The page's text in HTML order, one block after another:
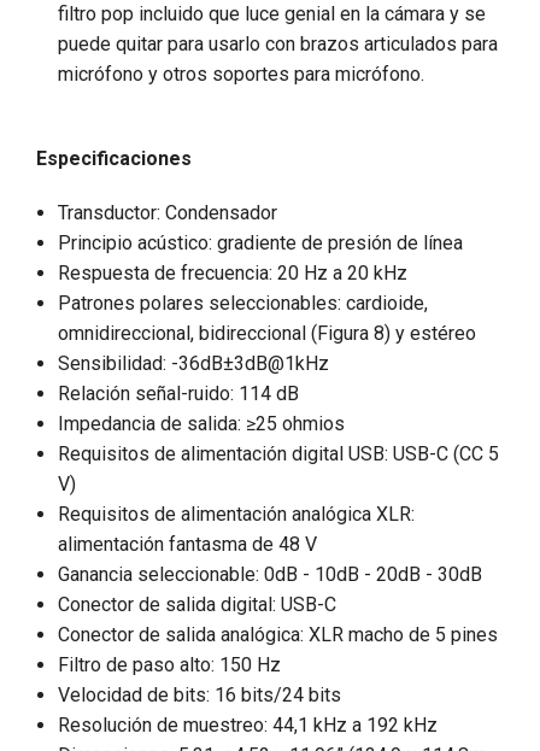
filtro pop incluido que luce genial en la cámara y se
puede quitar para usarlo con brazos articulados para
micrófono y otros soportes para micrófono.
Especificaciones
Transductor: Condensador
Principio acústico: gradiente de presión de línea
Respuesta de frecuencia: 20 Hz a 20 kHz
Patrones polares seleccionables: cardioide,
omnidireccional, bidireccional (Figura 8) y estéreo
Sensibilidad: -36dB±3dB@1kHz
Relación señal-ruido: 114 dB
Impedancia de salida: ≥25 ohmios
Requisitos de alimentación digital USB: USB-C (CC 5
V)
Requisitos de alimentación analógica XLR:
alimentación fantasma de 48 V
Ganancia seleccionable: 0dB - 10dB - 20dB - 30dB
Conector de salida digital: USB-C
Conector de salida analógica: XLR macho de 5 pines
Filtro de paso alto: 150 Hz
Velocidad de bits: 16 bits/24 bits
Resolución de muestreo: 44,1 kHz a 192 kHz